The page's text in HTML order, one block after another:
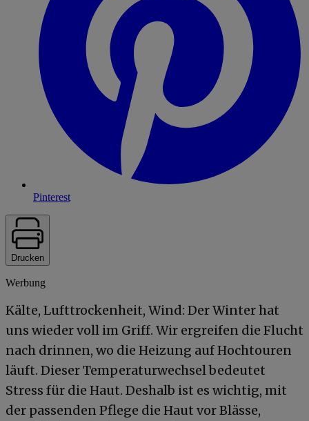
Pinterest
Drucken
Werbung
Kälte, Lufttrockenheit, Wind: Der Winter hat
uns wieder voll im Griff. Wir ergreifen die Flucht
nach drinnen, wo die Heizung auf Hochtouren
läuft. Dieser Temperaturwechsel bedeutet
Stress für die Haut. Deshalb ist es wichtig, mit
der passenden Pflege die Haut vor Blässe,